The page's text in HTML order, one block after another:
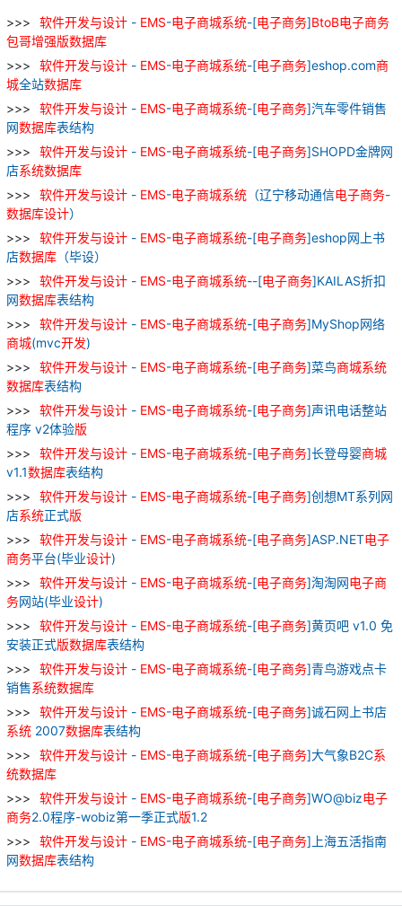
软件开发与设计 - EMS-电子商城系统-[电子商务]BtoB电子商务
包哥增强版数据库
软件开发与设计 - EMS-电子商城系统-[电子商务]eshop.com商
城全站数据库
软件开发与设计 - EMS-电子商城系统-[电子商务]汽车零件销售
网数据库表结构
软件开发与设计 - EMS-电子商城系统-[电子商务]SHOPD金牌网
店系统数据库
软件开发与设计 - EMS-电子商城系统 （辽宁移动通信电子商务-
数据库设计）
软件开发与设计 - EMS-电子商城系统-[电子商务]eshop网上书
店数据库 （毕设）
软件开发与设计 - EMS-电子商城系统--[电子商务]KAILAS折扣
网数据库表结构
软件开发与设计 - EMS-电子商城系统-[电子商务]MyShop网络
商城(mvc开发)
软件开发与设计 - EMS-电子商城系统-[电子商务]菜鸟商城系统
数据库表结构
软件开发与设计 - EMS-电子商城系统-[电子商务]声讯电话整站
程序 v2体验版
软件开发与设计 - EMS-电子商城系统-[电子商务]长登母婴商城
v1.1数据库表结构
软件开发与设计 - EMS-电子商城系统-[电子商务]创想MT系列网
店系统正式版
软件开发与设计 - EMS-电子商城系统-[电子商务]ASP.NET电子
商务平台(毕业设计)
软件开发与设计 - EMS-电子商城系统-[电子商务]淘淘网电子商
务网站(毕业设计)
软件开发与设计 - EMS-电子商城系统-[电子商务]黄页吧 v1.0 免
安装正式版数据库表结构
软件开发与设计 - EMS-电子商城系统-[电子商务]青鸟游戏点卡
销售系统数据库
软件开发与设计 - EMS-电子商城系统-[电子商务]诚石网上书店
系统 2007数据库表结构
软件开发与设计 - EMS-电子商城系统-[电子商务]大气象B2C系
统数据库
软件开发与设计 - EMS-电子商城系统-[电子商务]WO@biz电子
商务2.0程序-wobiz第一季正式版1.2
软件开发与设计 - EMS-电子商城系统-[电子商务]上海五活指南
网数据库表结构